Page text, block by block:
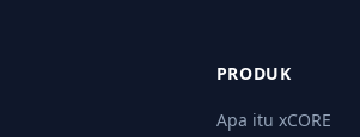
PRODUK
Apa itu xCORE